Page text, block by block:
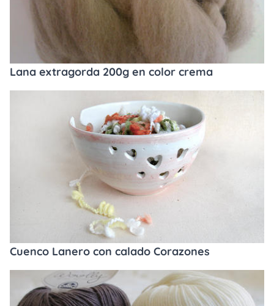
Lana extragorda 200g en color crema
Cuenco Lanero con calado Corazones